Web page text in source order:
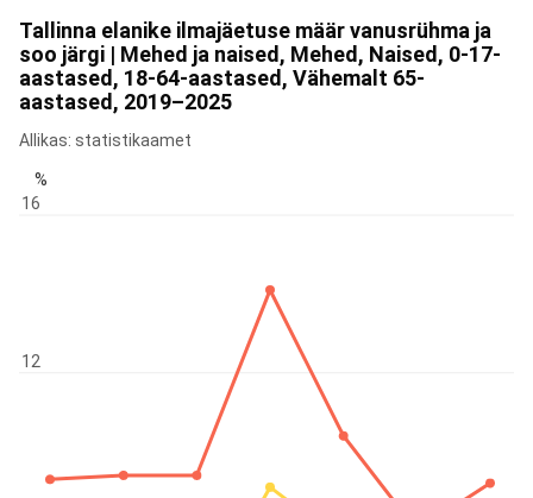
Tallinna elanike ilmajäetuse määr vanusrühma ja
soo järgi | Mehed ja naised, Mehed, Naised, 0-17-
aastased, 18-64-aastased, Vähemalt 65-
aastased, 2019–2025
Allikas: statistikaamet
12
16
%